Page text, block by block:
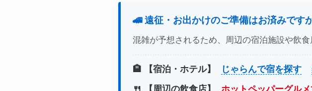
🚄 遠征・お出かけのご準備はお済みです
混雑が予想されるため、周辺の宿泊施設や飲
🏨 【宿泊・ホテル】 じゃらんで宿を探す
🍴 【周辺の飲食店】
ホットペッパーグル